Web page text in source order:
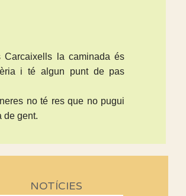
Carcaixells la caminada és
i té algun punt de pas
no té res que no pugui
de gent.
NOTÍCIES